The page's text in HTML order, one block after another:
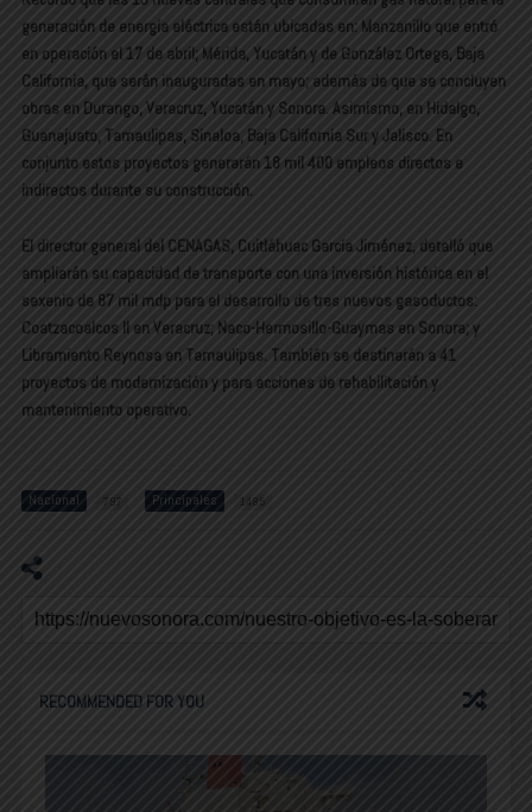
generación de energía eléctrica están ubicadas en: Manzanillo que entró
en operación el 17 de abril; Mérida, Yucatán y de González Ortega, Baja
California, que serán inauguradas en mayo; además de que se concluyen
obras en Durango, Veracruz, Yucatán y Sonora. Asimismo, en Hidalgo,
Guanajuato, Tamaulipas, Sinaloa, Baja California Sur y Jalisco. En
conjunto estos proyectos generarán 18 mil 400 empleos directos e
indirectos durante su construcción.
El director general del CENAGAS, Cuitláhuac García Jiménez, detalló que
ampliarán su capacidad de transporte con una inversión histórica en el
sexenio de 87 mil mdp para el desarrollo de tres nuevos gasoductos:
Coatzacoalcos II en Veracruz; Naco-Hermosillo-Guaymas en Sonora; y
Libramiento Reynosa en Tamaulipas. También se destinarán a 41
proyectos de modernización y para acciones de rehabilitación y
mantenimiento operativo.
Nacional 797 Principales 1485
RECOMMENDED FOR YOU